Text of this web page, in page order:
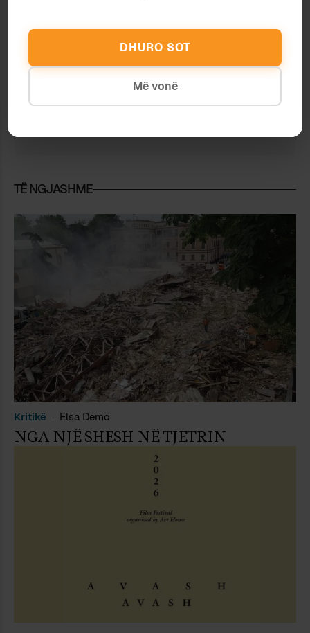
Xhabyni
TË NGJASHME
Kritikë Elsa Demo
NGA NJË SHESH NË TJETRIN
DHURO SOT
Më vonë